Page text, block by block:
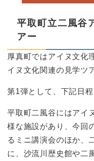
平取町立二風谷
アー
厚真町ではアイヌ文化
イヌ文化関連の見学ツ
第1弾として、下記日
平取町二風谷にはアイ
様な施設があり、今回
るミニ講演会のほか、
に、沙流川歴史館や二